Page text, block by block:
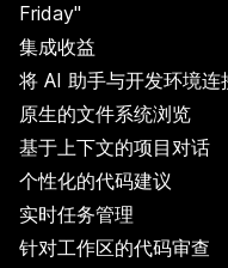
Friday"
集成收益
将 AI 助手与开发环境连
原生的文件系统浏览
基于上下文的项目对话
个性化的代码建议
实时任务管理
针对工作区的代码审查